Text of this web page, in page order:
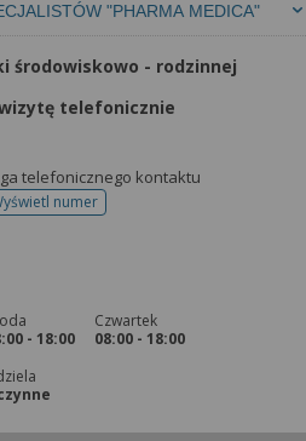
"PHARMA MEDICA"
środowiskowo - rodzinnej
telefonicznie
telefonicznego kontaktu
numer
telefonu do rejestracji
- 18:00
Czwartek
08:00 - 18:00